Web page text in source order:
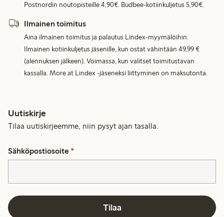
Postnordin noutopisteille 4,90€. Budbee-kotiinkuljetus 5,90€.
Ilmainen toimitus
Aina ilmainen toimitus ja palautus Lindex-myymälöihin.
Ilmainen kotiinkuljetus jäsenille, kun ostat vähintään 49,99 €
(alennuksen jälkeen). Voimassa, kun valitset toimitustavan
kassalla. More at Lindex -jäseneksi liittyminen on maksutonta.
Uutiskirje
Tilaa uutiskirjeemme, niin pysyt ajan tasalla.
Sähköpostiosoite *
Tilaa